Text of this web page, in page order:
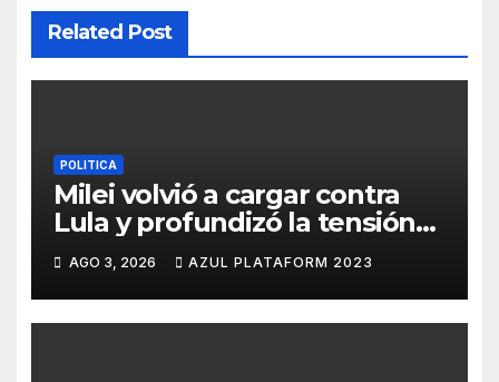
Related Post
POLITICA
Milei volvió a cargar contra
Lula y profundizó la tensión
con Brasil
AGO 3, 2026 AZUL PLATAFORM 2023